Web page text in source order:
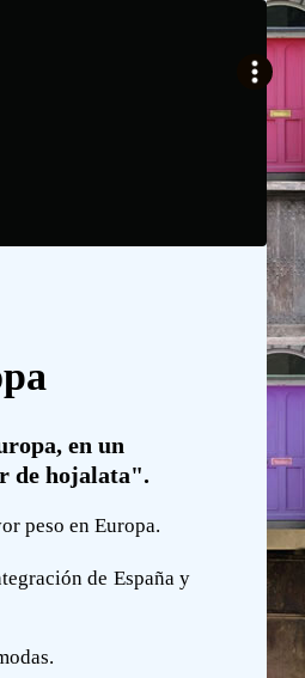
en un
de hojalata".
peso en Europa.
de España y